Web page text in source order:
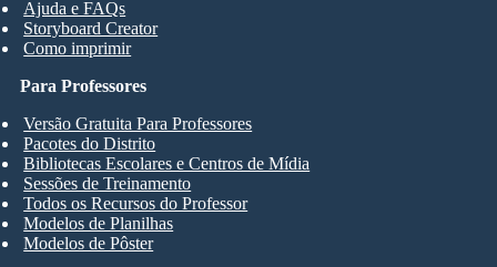
Ajuda e FAQs
Storyboard Creator
Como imprimir
Para Professores
Versão Gratuita Para Professores
Pacotes do Distrito
Bibliotecas Escolares e Centros de Mídia
Sessões de Treinamento
Todos os Recursos do Professor
Modelos de Planilhas
Modelos de Pôster